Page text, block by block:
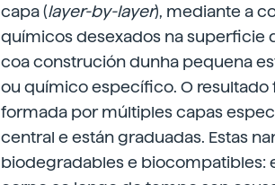
capa (layer-by-layer), mediante a
químicos desexados na superficie
coa construción dunha pequena
ou químico específico. O resultado
formada por múltiples capas
central e están graduadas. Estas
biodegradables e biocompatibles: